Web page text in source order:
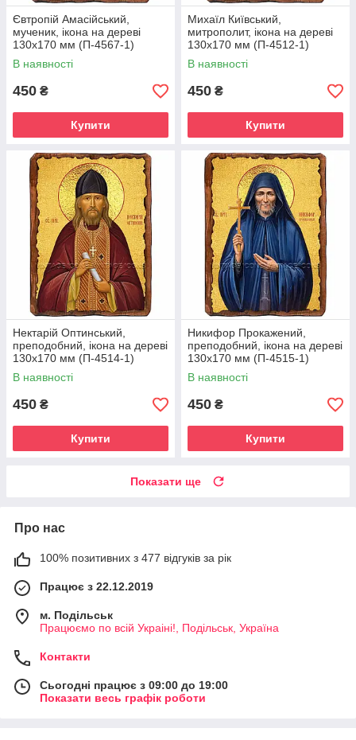
Євтропій Амасійський,
мученик, ікона на дереві
130х170 мм (П-4567-1)
В наявності
450 ₴
Купити
Михаїл Київський,
митрополит, ікона на дереві
130х170 мм (П-4512-1)
В наявності
450 ₴
Купити
Нектарій Оптинський,
преподобний, ікона на дереві
130х170 мм (П-4514-1)
В наявності
450 ₴
Купити
Никифор Прокажений,
преподобний, ікона на дереві
130х170 мм (П-4515-1)
В наявності
450 ₴
Купити
Показати ще
Про нас
100% позитивних з 477 відгуків за рік
Працює з 22.12.2019
м. Подільськ
Працюємо по всій Украіні!, Подільськ, Україна
Контакти
Сьогодні працює з 09:00 до 19:00
Показати весь графік роботи